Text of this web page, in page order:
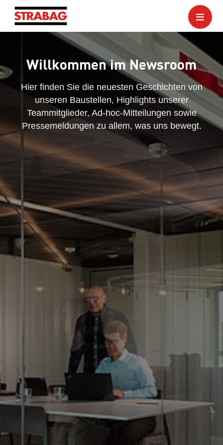
Willkommen im Newsroom
Hier finden Sie die neuesten Geschichten von
unseren Baustellen, Highlights unserer
Teammitglieder, Ad-hoc-Mitteilungen sowie
Pressemeldungen zu allem, was uns bewegt.